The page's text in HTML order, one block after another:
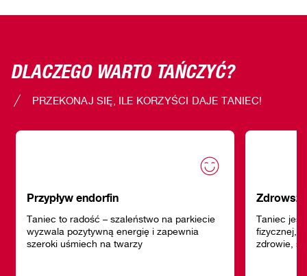
PRZEKONAJ SIĘ, ILE KORZYŚCI DAJE TANIEC!
DLACZEGO WARTO TAŃCZYĆ?
Przypływ endorfin
Taniec to radość – szaleństwo na parkiecie
wyzwala pozytywną energię i zapewnia
szeroki uśmiech na twarzy
Taniec jest
fizycznej,
zdrowie,